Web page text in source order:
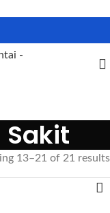
Sakit
13–21 of 21 results